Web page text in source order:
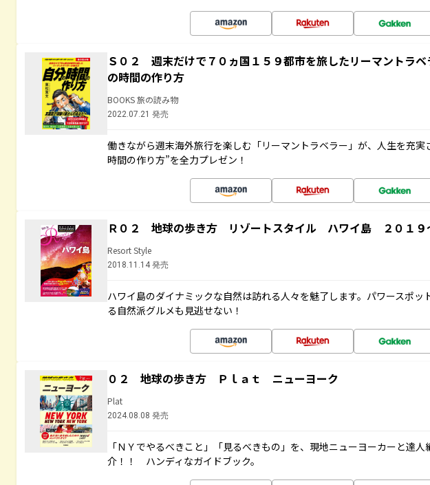
Ｓ０２ 週末だけで７０ヵ国１５９都市を旅したリーマントラ
の時間の作り方
BOOKS 旅の読み物
2022.07.21 発売
働きながら週末海外旅行を楽しむ「リーマントラベラー」が、人生を充実
時間の作り方”を全力プレゼン！
Ｒ０２ 地球の歩き方 リゾートスタイル ハワイ島 ２０１９
Resort Style
2018.11.14 発売
ハワイ島のダイナミックな自然は訪れる人々を魅了します。パワースポッ
る自然派グルメも見逃せない！
０２ 地球の歩き方 Ｐｌａｔ ニューヨーク
Plat
2024.08.08 発売
「ＮＹでやるべきこと」「見るべきもの」を、現地ニューヨーカーと達人
介！！ ハンディなガイドブック。